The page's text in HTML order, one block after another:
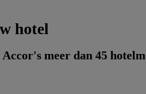
hotel
Accor's meer dan 45